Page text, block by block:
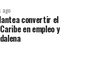
ago
convertir el
en empleo y